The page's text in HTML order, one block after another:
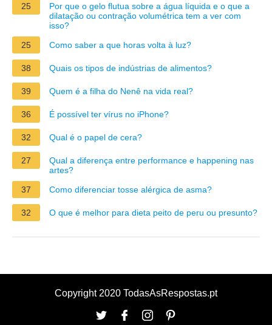
25
Por que o gelo flutua sobre a água líquida e o que a
dilatação ou contração volumétrica tem a ver com
isso?
25
Como saber a que horas volta à luz?
38 Quais os tipos de indústrias de alimentos?
39 Quem é a filha do Nenê na vida real?
36 É possível ter vírus no iPhone?
32 Qual é o papel de cera?
27
Qual a diferença entre performance e happening nas
artes?
37
Como diferenciar tosse alérgica de asma?
32 O que é melhor para dieta peito de peru ou presunto?
Copyright 2020 TodasAsRespostas.pt